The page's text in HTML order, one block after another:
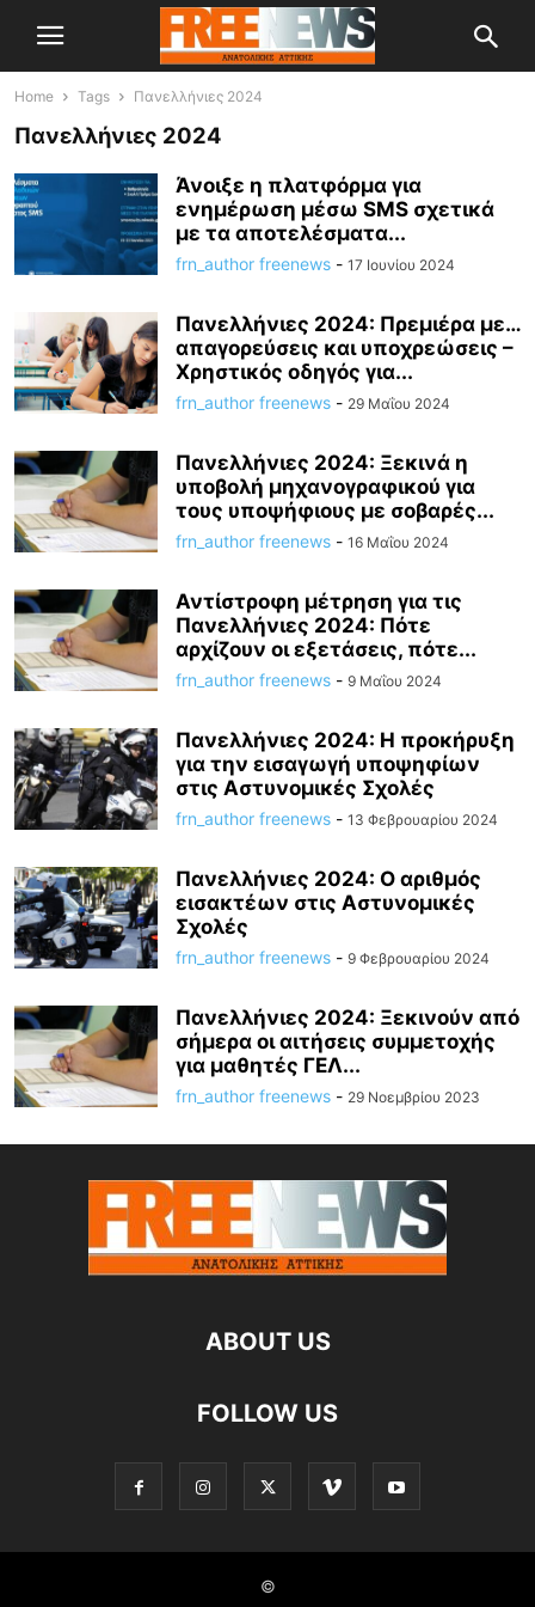
Home Tags Πανελλήνιες 2024
Πανελλήνιες 2024
Άνοιξε η πλατφόρμα για
ενημέρωση μέσω SMS σχετικά
με τα αποτελέσματα...
frn_author freenews - 17 Ιουνίου 2024
Πανελλήνιες 2024: Πρεμιέρα με…
απαγορεύσεις και υποχρεώσεις –
Χρηστικός οδηγός για...
frn_author freenews - 29 Μαΐου 2024
Πανελλήνιες 2024: Ξεκινά η
υποβολή μηχανογραφικού για
τους υποψήφιους με σοβαρές...
frn_author freenews - 16 Μαΐου 2024
Αντίστροφη μέτρηση για τις
Πανελλήνιες 2024: Πότε
αρχίζουν οι εξετάσεις, πότε...
frn_author freenews - 9 Μαΐου 2024
Πανελλήνιες 2024: Η προκήρυξη
για την εισαγωγή υποψηφίων
στις Αστυνομικές Σχολές
frn_author freenews - 13 Φεβρουαρίου 2024
Πανελλήνιες 2024: Ο αριθμός
εισακτέων στις Αστυνομικές
Σχολές
frn_author freenews - 9 Φεβρουαρίου 2024
Πανελλήνιες 2024: Ξεκινούν από
σήμερα οι αιτήσεις συμμετοχής
για μαθητές ΓΕΛ...
frn_author freenews - 29 Νοεμβρίου 2023
ABOUT US
FOLLOW US
©